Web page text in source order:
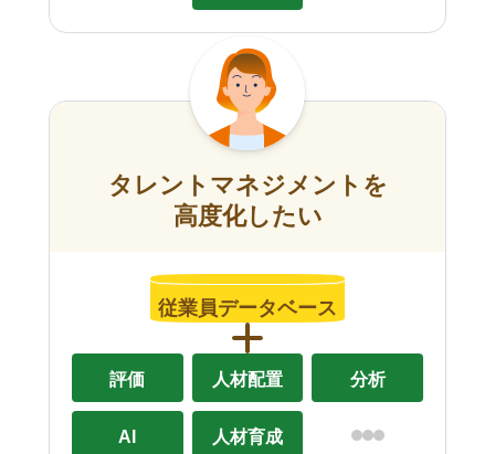
タレントマネジメントを
高度化したい
従業員データベース
評価 人材配置 分析
AI 人材育成